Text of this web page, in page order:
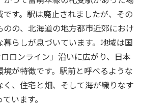
す。駅は廃止されましたが、その
の、北海道の地方都市近郊におけ
らしが息づいています。地域は国
ロンライン」沿いに広がり、日本
が特徴です。駅前と呼べるような
、住宅と畑、そして海が織りなす
います。